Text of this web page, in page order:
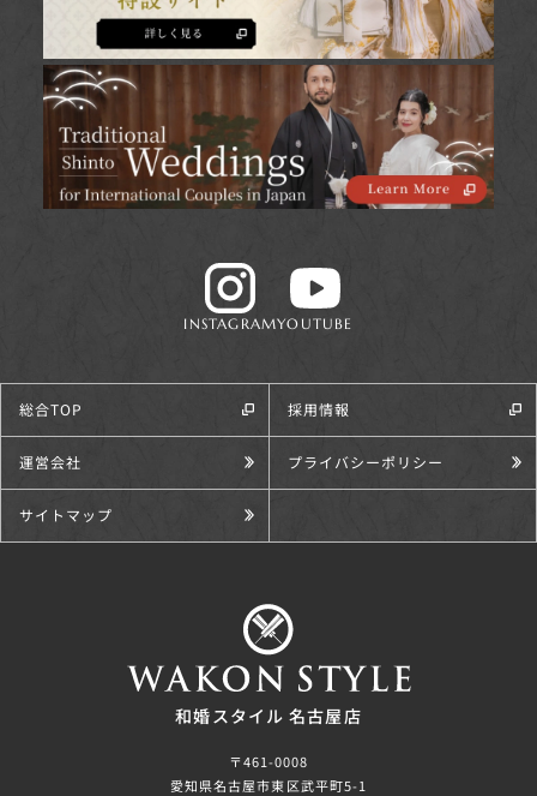
INSTAGRAMYOUTUBE
総合TOP 採用情報
運営会社 プライバシーポリシー
サイトマップ
和婚スタイル 名古屋店
〒461-0008
愛知県名古屋市東区武平町5-1